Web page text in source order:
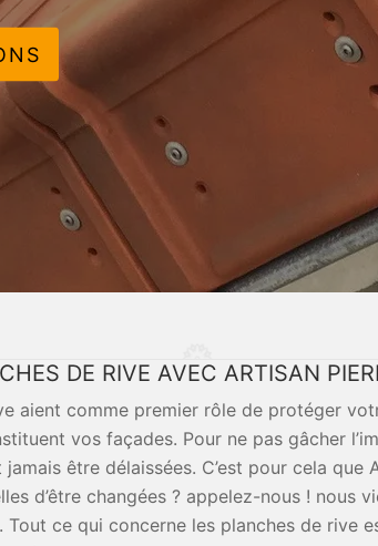
DE RIVE AVEC ARTISAN
aient comme premier rôle de protéger
vos façades. Pour ne pas gâcher
être délaissées. C’est pour cela que
d’être changées ? appelez-nous ! nous
ce qui concerne les planches de rive